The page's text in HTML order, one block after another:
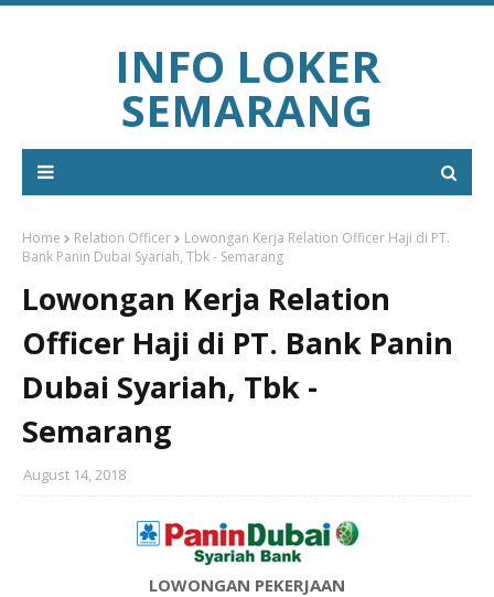
INFO LOKER
SEMARANG
Home Relation Officer
Lowongan Kerja Relation Officer Haji di PT.
Bank Panin Dubai Syariah, Tbk - Semarang
Lowongan Kerja Relation
Officer Haji di PT. Bank Panin
Dubai Syariah, Tbk -
Semarang
August 14, 2018
LOWONGAN PEKERJAAN